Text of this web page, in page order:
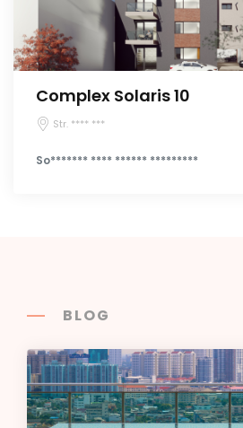
Complex Solaris 10
Str. **** ***
So******* **** ****** *********
BLOG